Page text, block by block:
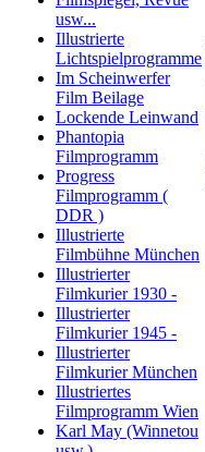
usw...
Illustrierte
Lichtspielprogramme
Im Scheinwerfer
Film Beilage
Lockende Leinwand
Phantopia
Filmprogramm
Progress
Filmprogramm (
DDR )
Illustrierte
Filmbühne München
Illustrierter
Filmkurier 1930 -
Illustrierter
Filmkurier 1945 -
Illustrierter
Filmkurier München
Illustriertes
Filmprogramm Wien
Karl May (Winnetou